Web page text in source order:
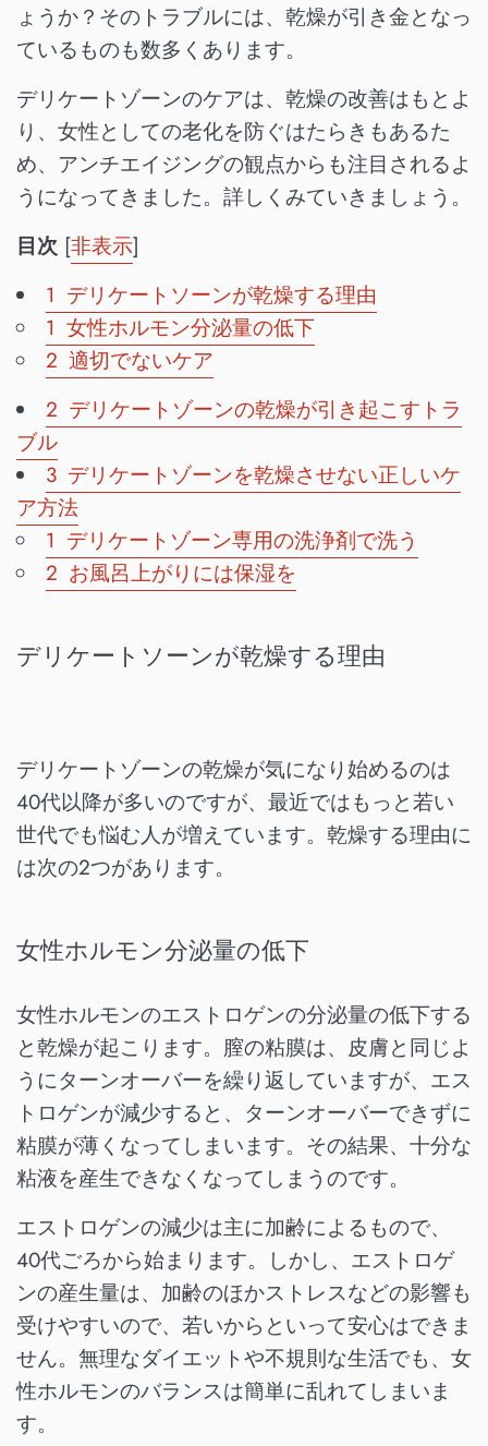
ょうか？そのトラブルには、乾燥が引き金となっ
ているものも数多くあります。
デリケートゾーンのケアは、乾燥の改善はもとよ
り、女性としての老化を防ぐはたらきもあるた
め、アンチエイジングの観点からも注目されるよ
うになってきました。詳しくみていきましょう。
目次 [非表示]
1 デリケートソーンが乾燥する理由
1 女性ホルモン分泌量の低下
2 適切でないケア
2 デリケートゾーンの乾燥が引き起こすトラ
ブル
3 デリケートゾーンを乾燥させない正しいケ
ア方法
1 デリケートゾーン専用の洗浄剤で洗う
2 お風呂上がりには保湿を
デリケートソーンが乾燥する理由
デリケートゾーンの乾燥が気になり始めるのは
40代以降が多いのですが、最近ではもっと若い
世代でも悩む人が増えています。乾燥する理由に
は次の2つがあります。
女性ホルモン分泌量の低下
女性ホルモンのエストロゲンの分泌量の低下する
と乾燥が起こります。膣の粘膜は、皮膚と同じよ
うにターンオーバーを繰り返していますが、エス
トロゲンが減少すると、ターンオーバーできずに
粘膜が薄くなってしまいます。その結果、十分な
粘液を産生できなくなってしまうのです。
エストロゲンの減少は主に加齢によるもので、
40代ごろから始まります。しかし、エストロゲ
ンの産生量は、加齢のほかストレスなどの影響も
受けやすいので、若いからといって安心はできま
せん。無理なダイエットや不規則な生活でも、女
性ホルモンのバランスは簡単に乱れてしまいま
す。